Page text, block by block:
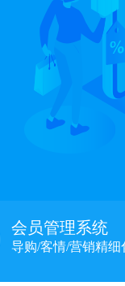
会员管理系统
导购/客情/营销精细